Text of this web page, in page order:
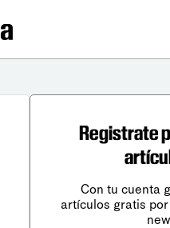
Registrate
Con tu cuenta
artículos gratis